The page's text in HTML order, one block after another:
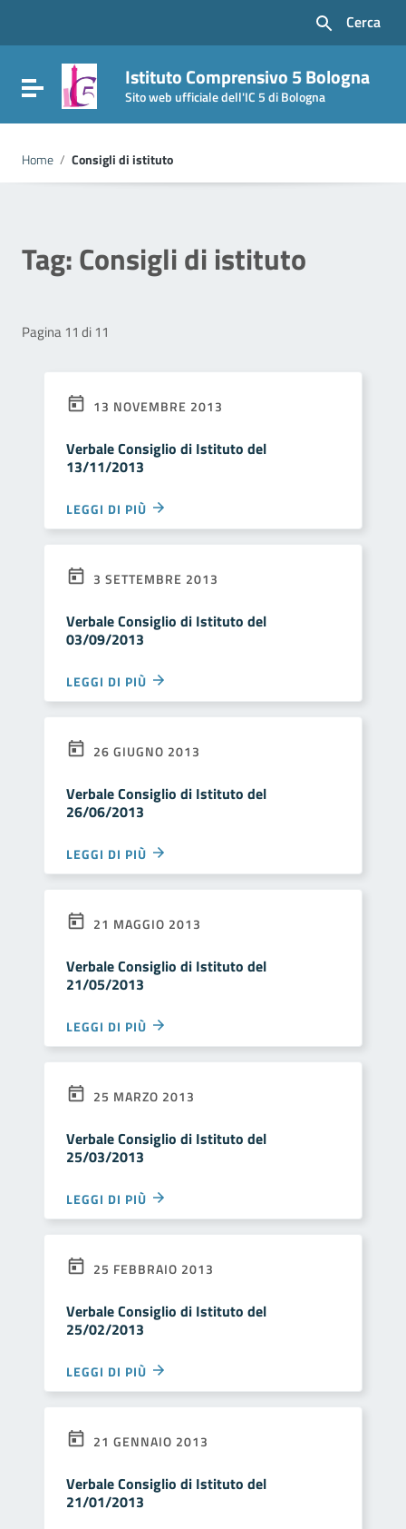
Vai al footer
Cerca
Attiva / disattiva la navigazione
Istituto Comprensivo 5 Bologna
Sito web ufficiale dell'IC 5 di Bologna
Home / Consigli di istituto
Tag:Consigli di istituto
Pagina 11 di 11
13 NOVEMBRE 2013
Verbale Consiglio di Istituto del
13/11/2013
LEGGI DI PIÙ
3 SETTEMBRE 2013
Verbale Consiglio di Istituto del
03/09/2013
LEGGI DI PIÙ
26 GIUGNO 2013
Verbale Consiglio di Istituto del
26/06/2013
LEGGI DI PIÙ
21 MAGGIO 2013
Verbale Consiglio di Istituto del
21/05/2013
LEGGI DI PIÙ
25 MARZO 2013
Verbale Consiglio di Istituto del
25/03/2013
LEGGI DI PIÙ
25 FEBBRAIO 2013
Verbale Consiglio di Istituto del
25/02/2013
LEGGI DI PIÙ
21 GENNAIO 2013
Verbale Consiglio di Istituto del
21/01/2013